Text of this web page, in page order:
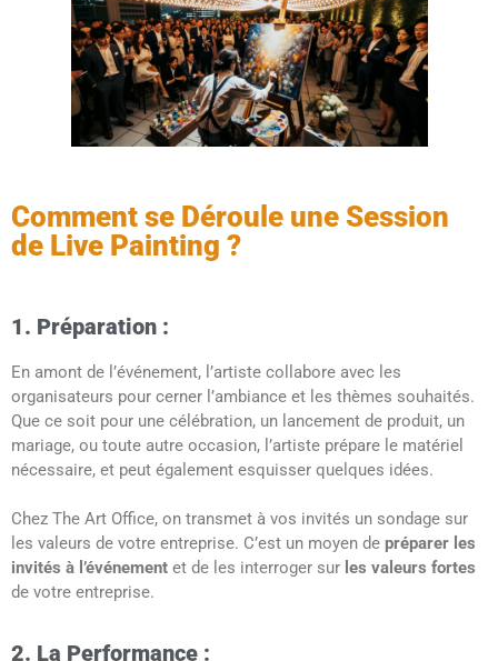
Comment se Déroule une Session
de Live Painting ?
1. Préparation :
En amont de l’événement, l’artiste collabore avec les
organisateurs pour cerner l’ambiance et les thèmes souhaités.
Que ce soit pour une célébration, un lancement de produit, un
mariage, ou toute autre occasion, l’artiste prépare le matériel
nécessaire, et peut également esquisser quelques idées.
Chez The Art Office, on transmet à vos invités un sondage sur
les valeurs de votre entreprise. C’est un moyen de préparer les
invités à l’événement et de les interroger sur les valeurs fortes
de votre entreprise.
2. La Performance :